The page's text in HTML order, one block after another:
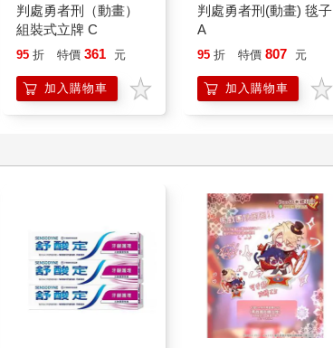
判處勇者刑（動畫）
組裝式立牌 C
95 折 特價 361 元
加入購物車
判處勇者刑(動畫) 毯子
A
95 折 特價 807 元
加入購物車